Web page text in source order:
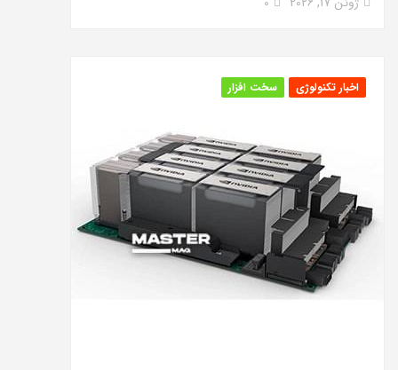
اخبار تکنولوژی سخت افزار